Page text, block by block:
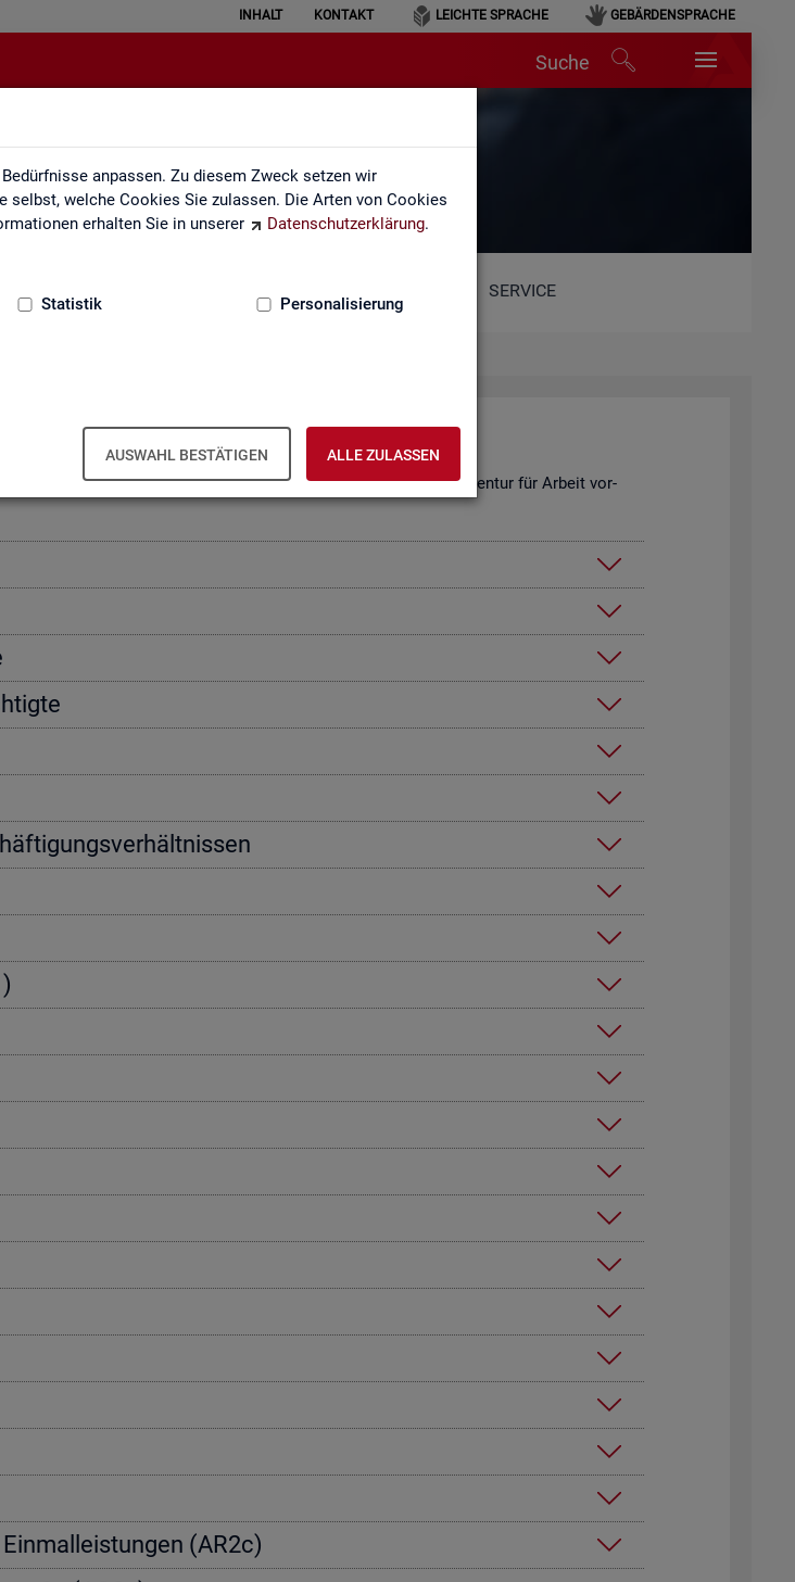
anpassen. Zu diesem Zweck setzen wir
selbst, welche Cookies Sie zulassen. Die Arten von Cookies
erhalten Sie in unserer
Datenschutzerklärung.
Statistik Personalisierung
AUSWAHL BESTÄTIGEN ALLE ZULASSEN
INHALT KONTAKT LEICHTE SPRACHE GEBÄRDENSPRACHE
Suche
SERVICE
Da­ten­quel­len der Kenn­zah­len, die in der Sta­tis­tik der Bun­des­agen­tur für Ar­beit vor­
(AR2c)